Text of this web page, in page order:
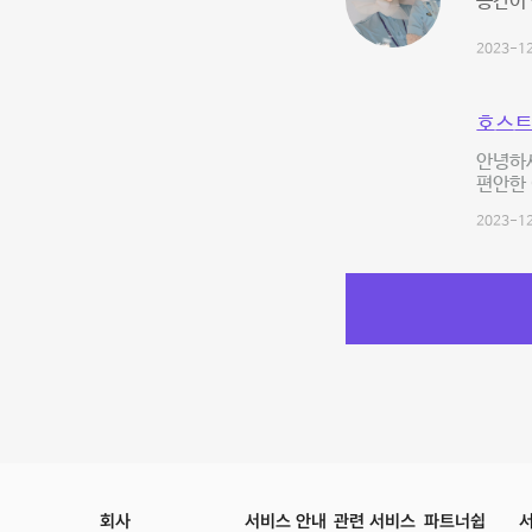
2023-
호스
안녕하
편안한
2023-
회사 서비스 안내 관련 서비스 파트너쉽